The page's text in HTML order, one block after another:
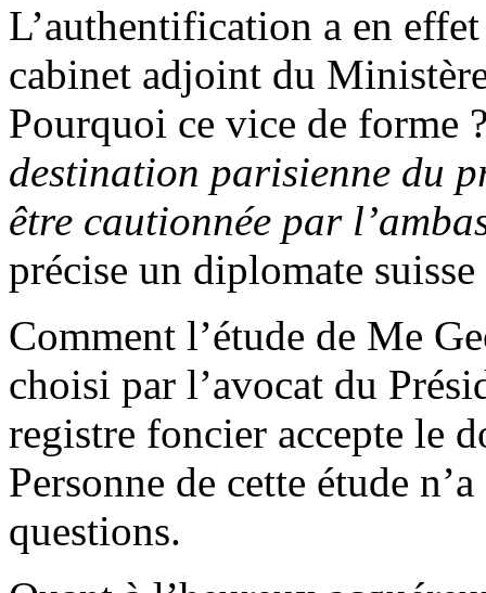
L’authentification a en
cabinet adjoint du
Pourquoi ce vice de forme
destination parisienne du
être cautionnée par
précise un diplomate
Comment l’étude de Me
choisi par l’avocat du
registre foncier accepte le
Personne de cette étude
questions.